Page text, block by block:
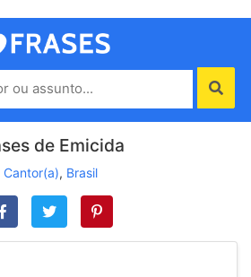
de Emicida
Cantor(a), Brasil